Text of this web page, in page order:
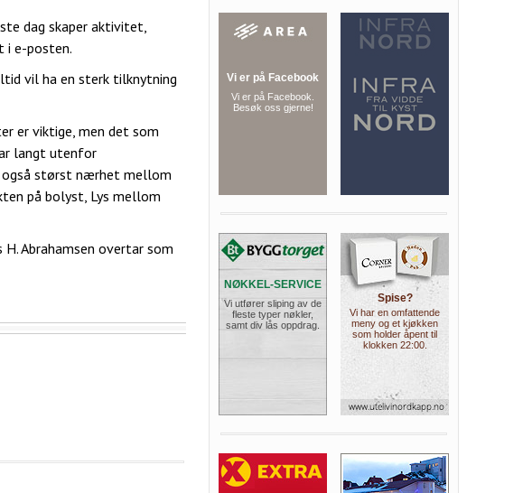
dag skaper aktivitet,
i e-posten.
vil ha en sterk tilknytning
er viktige, men det som
langt utenfor
også størst nærhet mellom
på bolyst, Lys mellom
Abrahamsen overtar som